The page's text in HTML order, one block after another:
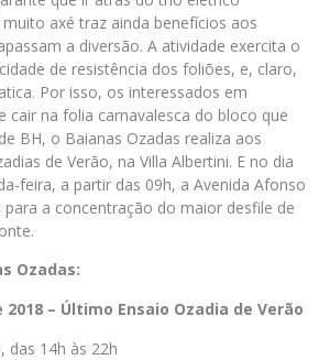
axé traz ainda benefícios aos
a diversão. A atividade exercita o
de resistência dos foliões, e, claro,
Por isso, os interessados em
cair na folia carnavalesca do bloco que
BH, o Baianas Ozadas realiza aos
de Verão, na Villa Albertini. E no dia
feira, a partir das 09h, a Avenida Afonso
a concentração do maior desfile de
Ozadas:
– Último Ensaio Ozadia de Verão
das 14h às 22h